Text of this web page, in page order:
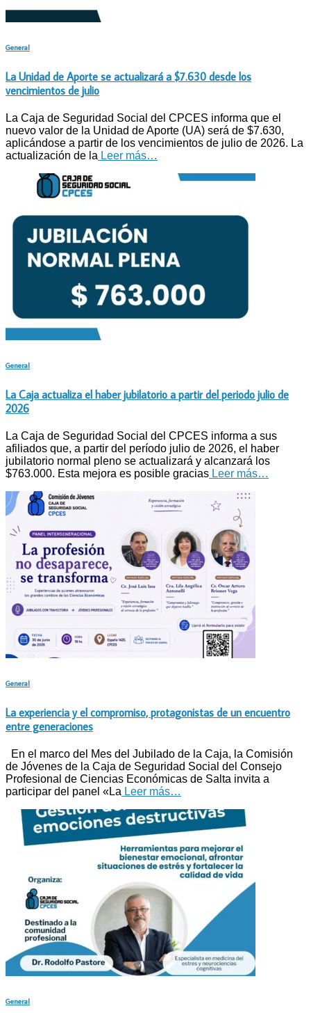
General
La Unidad de Aporte se actualizará a $7.630 desde los
vencimientos de julio
La Caja de Seguridad Social del CPCES informa que el
nuevo valor de la Unidad de Aporte (UA) será de $7.630,
aplicándose a partir de los vencimientos de julio de 2026. La
actualización de la Leer más…
General
La Caja actualiza el haber jubilatorio a partir del periodo julio de
2026
La Caja de Seguridad Social del CPCES informa a sus
afiliados que, a partir del período julio de 2026, el haber
jubilatorio normal pleno se actualizará y alcanzará los
$763.000. Esta mejora es posible gracias Leer más…
General
La experiencia y el compromiso, protagonistas de un encuentro
entre generaciones
En el marco del Mes del Jubilado de la Caja, la Comisión
de Jóvenes de la Caja de Seguridad Social del Consejo
Profesional de Ciencias Económicas de Salta invita a
participar del panel «La Leer más…
General